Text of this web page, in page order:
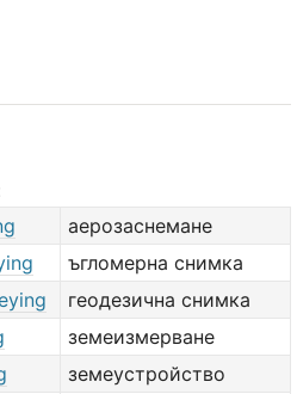
аерозаснемане
ъгломерна снимка
геодезична снимка
земеизмерване
земеустройство